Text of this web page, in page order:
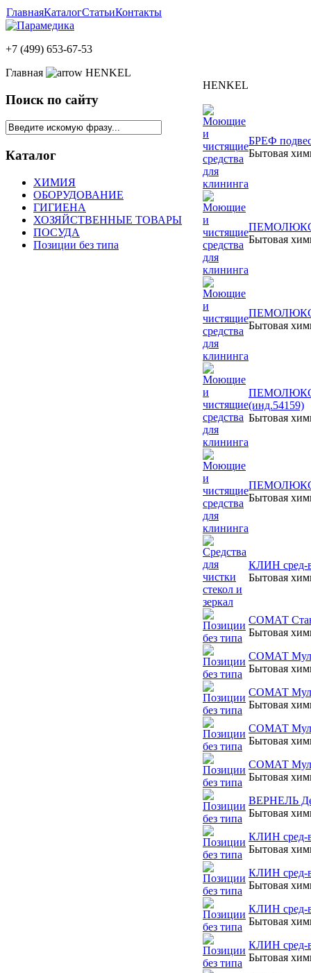
ГлавнаяКаталогСтатьиКонтакты
+7 (499) 653-67-53
Главная
HENKEL
Поиск по сайту
Каталог
ХИМИЯ
ОБОРУДОВАНИЕ
ГИГИЕНА
ХОЗЯЙСТВЕННЫЕ ТОВАРЫ
ПОСУДА
Позиции без типа
HENKEL
БРЕФ
Бытовая
ПЕМОЛЮКС
Бытовая
ПЕМОЛЮКС
Бытовая
ПЕМОЛЮКС
(инд.54159)
Бытовая
ПЕМОЛЮКС
Бытовая
КЛИН сред-
Бытовая
СОМАТ
Бытовая
СОМАТ
Бытовая
СОМАТ
Бытовая
СОМАТ
Бытовая
СОМАТ
Бытовая
ВЕРНЕЛЬ
Бытовая
КЛИН сред-
Бытовая
КЛИН сред-
Бытовая
КЛИН сред-
Бытовая
КЛИН сред-
Бытовая